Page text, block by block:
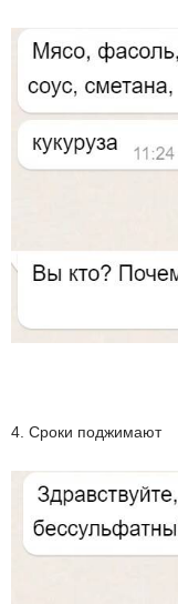
4. Сроки поджимают